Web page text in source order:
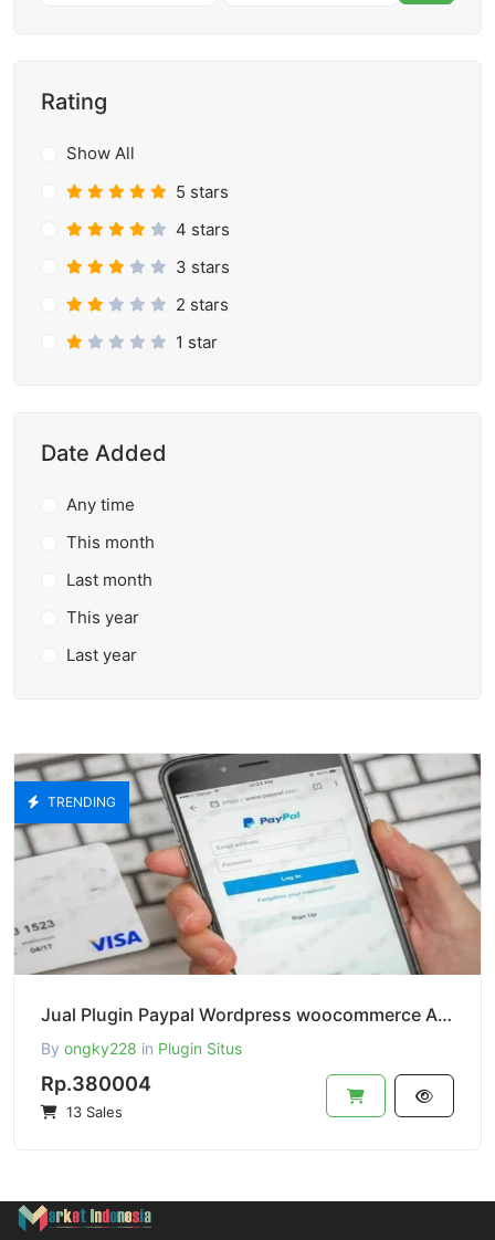
Rating
Show All
5 stars
4 stars
3 stars
2 stars
1 star
Date Added
Any time
This month
Last month
This year
Last year
TRENDING
Jual Plugin Paypal Wordpress woocommerce Auto Convert Dari IDR Currency Web Ke USD Paypal Currency
By ongky228 in Plugin Situs
Rp.380004
13 Sales